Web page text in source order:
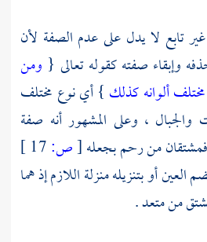
تابع لا يدل على عدم الصفة لأن
وإبقاء صفته كقوله تعالى { ومن
ألوانه كذلك } أي نوع مختلف
والجبال ، وعلى المشهور أنه صفة
من رحم بجعله[ص:
العين أو بتنزيله منزلة اللازم إذ هما
من متعد .